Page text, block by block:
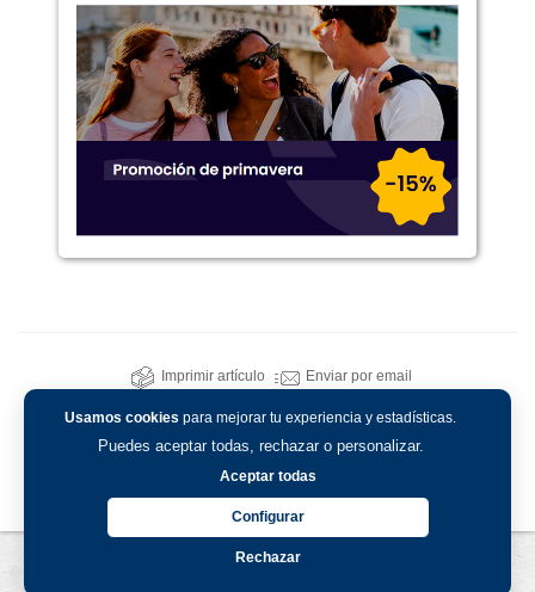
Usamos cookies para mejorar tu experiencia y estadísticas.
Puedes aceptar todas, rechazar o personalizar.
Aceptar todas
Configurar
Rechazar
Imprimir artículo Enviar por email
Política de privacidad